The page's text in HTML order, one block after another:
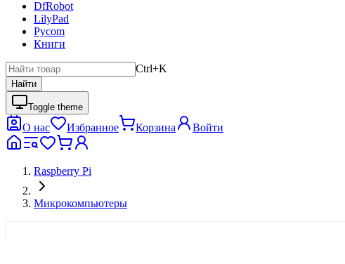
DfRobot
LilyPad
Pycom
Книги
Ctrl+K
Найти
Toggle theme
О нас Избранное Корзина Войти
Raspberry Pi
Микрокомпьютеры